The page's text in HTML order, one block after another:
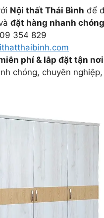
Nội thất Thái Bình để
đặt hàng nhanh chóng
354 829
phí & lắp đặt tận nơi
chóng, chuyên